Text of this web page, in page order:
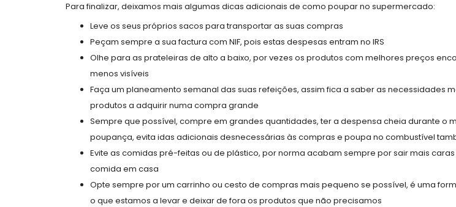
Para finalizar, deixamos mais algumas dicas adicionais de como poupar no supermercado:
Leve os seus próprios sacos para transportar as suas compras
Peçam sempre a sua factura com NIF, pois estas despesas entram no IRS
Olhe para as prateleiras de alto a baixo, por vezes os produtos com melhores preços
menos visíveis
Faça um planeamento semanal das suas refeições, assim fica a saber as necessidades
produtos a adquirir numa compra grande
Sempre que possível, compre em grandes quantidades, ter a despensa cheia durante o
poupança, evita idas adicionais desnecessárias às compras e poupa no combustível
Evite as comidas pré-feitas ou de plástico, por norma acabam sempre por sair mais
comida em casa
Opte sempre por um carrinho ou cesto de compras mais pequeno se possível, é uma
o que estamos a levar e deixar de fora os produtos que não precisamos